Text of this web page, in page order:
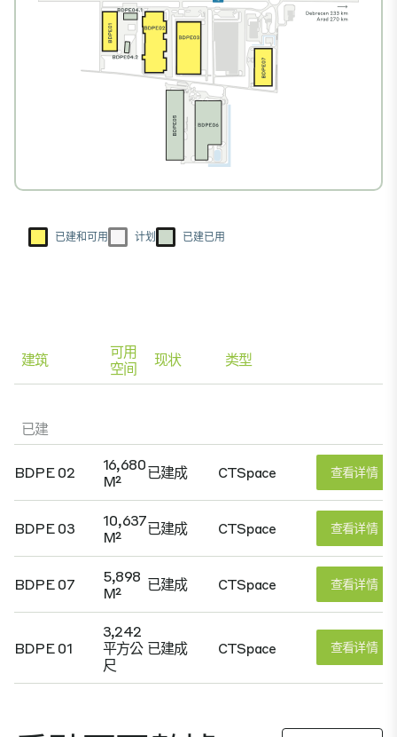
已建和可用 计划 已建已用
建筑
可用
空间
现状 类型
已建
BDPE 02
16,680
M²
已建成 CTSpace 查看详情
BDPE 03
10,637
M²
已建成 CTSpace 查看详情
BDPE 07
5,898
M²
已建成 CTSpace 查看详情
BDPE 01
3,242
平方公
尺
已建成 CTSpace 查看详情